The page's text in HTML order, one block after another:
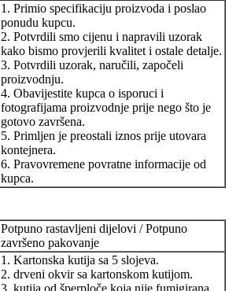
1. Primio specifikaciju proizvoda i poslao
ponudu kupcu.
2. Potvrdili smo cijenu i napravili uzorak
kako bismo provjerili kvalitet i ostale detalje.
3. Potvrdili uzorak, naručili, započeli
proizvodnju.
4. Obavijestite kupca o isporuci i
fotografijama proizvodnje prije nego što je
gotovo završena.
5. Primljen je preostali iznos prije utovara
kontejnera.
6. Pravovremene povratne informacije od
kupca.
Potpuno rastavljeni dijelovi / Potpuno
završeno pakovanje
1. Kartonska kutija sa 5 slojeva.
2. drveni okvir sa kartonskom kutijom.
3. kutija od šperploče koja nije fumigirana